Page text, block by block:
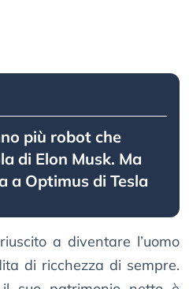
più robot che
di Elon Musk. Ma
a Optimus di Tesla
a diventare l’uomo
di ricchezza di sempre.